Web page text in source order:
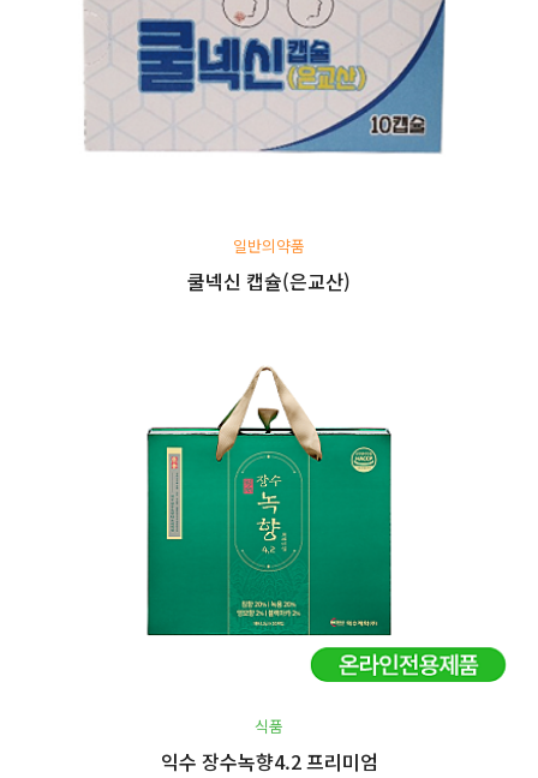
일반의약품
쿨넥신 캡슐(은교산)
식품
익수 장수녹향4.2 프리미엄